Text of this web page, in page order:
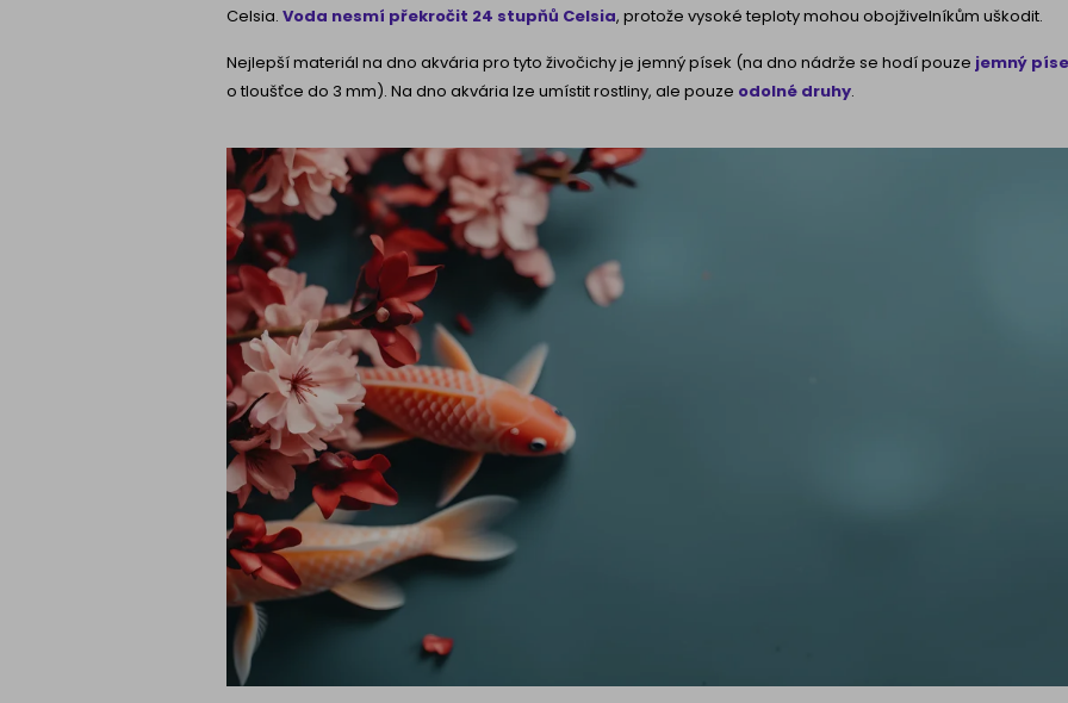
Celsia. Voda nesmí překročit 24 stupňů Celsia, protože vysoké teploty mohou obojživelníkům uškodit.
Nejlepší materiál na dno akvária pro tyto živočichy je jemný písek (na dno nádrže se hodí pouze jemný
o tloušťce do 3 mm). Na dno akvária lze umístit rostliny, ale pouze odolné druhy.